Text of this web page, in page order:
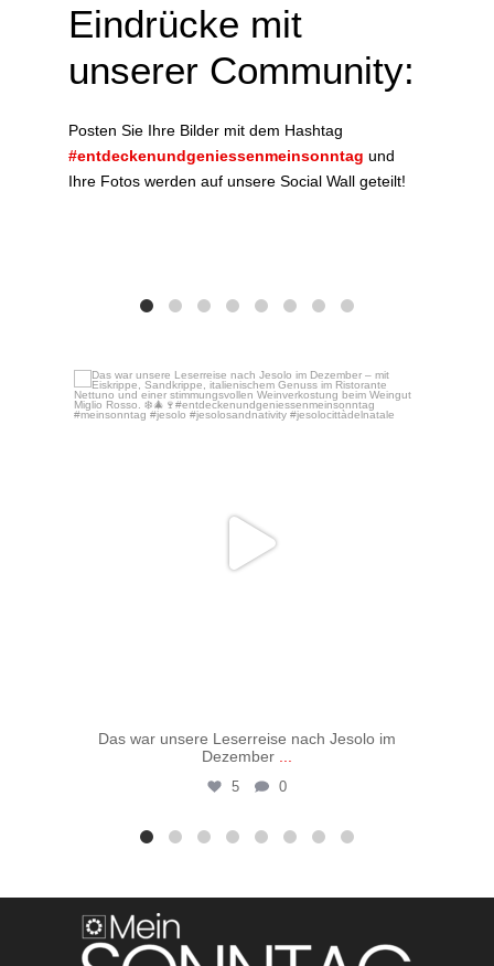
Eindrücke mit
unserer Community:
Posten Sie Ihre Bilder mit dem Hashtag
#entdeckenundgeniessenmeinsonntag und
Ihre Fotos werden auf unsere Social Wall geteilt!
Dez. 16
Das war unsere Leserreise nach Jesolo im
Dezember
5 0